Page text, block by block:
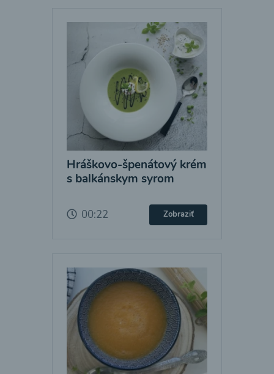
Hráškovo-špenátový krém
s balkánskym syrom
00:22 Zobraziť